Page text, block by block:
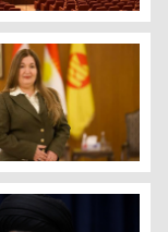
البرلمان العراقي
فيان صبري: